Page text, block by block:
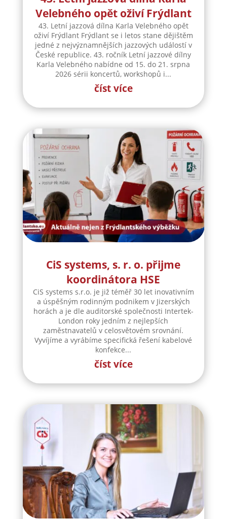
43. Letní jazzová dílna Karla
Velebného opět oživí Frýdlant
43. Letní jazzová dílna Karla Velebného opět
jedné z nejvýznamnějších jazzových událostí v
Karla Velebného nabídne od 15. do 21. srpna
2026 sérii koncertů, workshopů i...
číst více
CiS systems, s. r. o. přijme
koordinátora HSE
CiS systems s.r.o. je již téměř 30 let inovativním
a úspěšným rodinným podnikem v Jizerských
London roky jedním z nejlepších
Vyvíjíme a vyrábíme specifická řešení kabelové
konfekce...
číst více